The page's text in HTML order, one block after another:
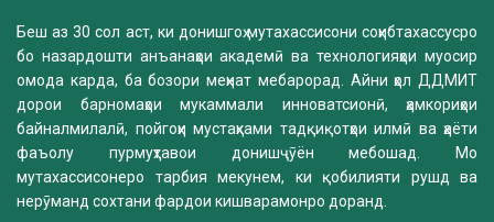
Беш аз 30 сол аст, ки донишгоҳ мутахассисони соҳибтахассусро
бо назардошти анъанаҳои академӣ ва технологияҳои муосир
омода карда, ба бозори меҳнат мебарорад. Айни ҳол ДДМИТ
дорои барномаҳои мукаммали инноватсионӣ, ҳамкориҳои
байналмилалӣ, пойгоҳи мустаҳками тадқиқотҳои илмӣ ва ҳаёти
фаъолу пурмуҳтавои донишҷӯён мебошад. Мо
мутахассисонеро тарбия мекунем, ки қобилияти рушд ва
нерӯманд сохтани фардои кишварамонро доранд.